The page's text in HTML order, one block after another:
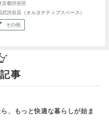
京都渋谷区
武渋谷店（オルタナティブスペース）
その他
事
、もっと快適な暮らしが始ま